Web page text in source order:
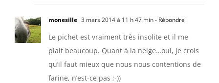
monesille 3 mars 2014 à 11 h 47 min- Répondre
Le pichet est vraiment très insolite et il me
plait beaucoup. Quant à la neige…oui, je crois
qu’il faut mieux que nous nous contentions de
farine, n’est-ce pas ;-))